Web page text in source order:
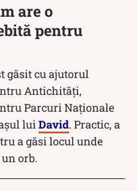
are o
pentru
găsit cu ajutorul
Antichități,
Parcuri Naționale
lui David. Practic, a
a găsi locul unde
orb.